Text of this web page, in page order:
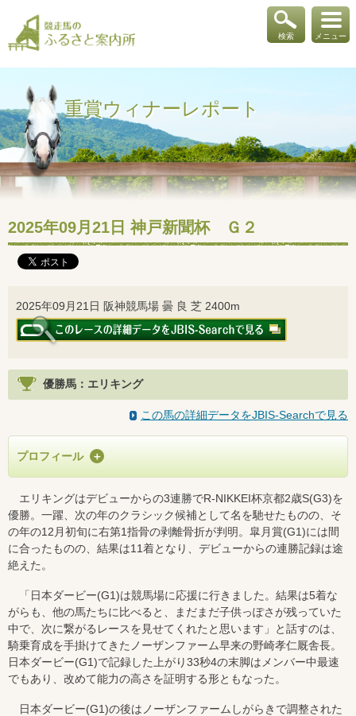
メニュー
検索
重賞ウィナーレポート
2025年09月21日 神戸新聞杯 Ｇ２
2025年09月21日 阪神競馬場 曇 良 芝 2400m
優勝馬：エリキング
この馬の詳細データをJBIS-Searchで見る
プロフィール
エリキングはデビューからの3連勝でR-NIKKEI杯京都2歳S(G3)を
優勝。一躍、次の年のクラシック候補として名を馳せたものの、そ
の年の12月初旬に右第1指骨の剥離骨折が判明。皐月賞(G1)には間
に合ったものの、結果は11着となり、デビューからの連勝記録は途
絶えた。
「日本ダービー(G1)は競馬場に応援に行きました。結果は5着な
がらも、他の馬たちに比べると、まだまだ子供っぽさが残っていた
中で、次に繋がるレースを見せてくれたと思います」と話すのは、
騎乗育成を手掛けてきたノーザンファーム早来の野崎孝仁厩舎長。
日本ダービー(G1)で記録した上がり33秒4の末脚はメンバー中最速
でもあり、改めて能力の高さを証明する形ともなった。
日本ダービー(G1)の後はノーザンファームしがらきで調整された